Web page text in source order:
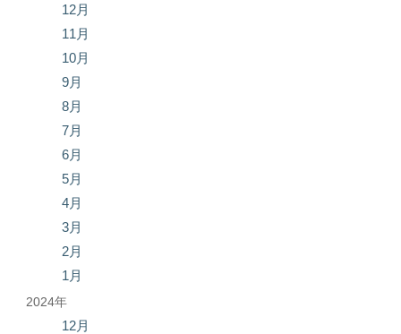
12月
11月
10月
9月
8月
7月
6月
5月
4月
3月
2月
1月
2024年
12月